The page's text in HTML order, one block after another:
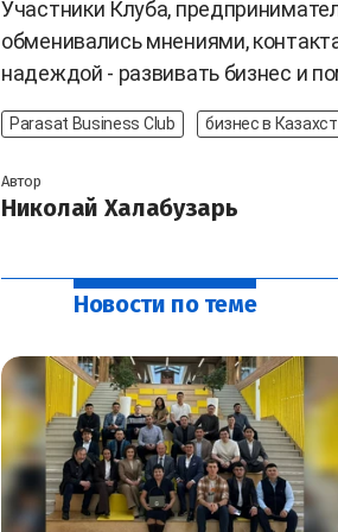
Участники Клуба,
обменивались мнениями,
надеждой - развивать бизнес и
Parasat Business Club бизнес в
Автор
Николай Халабузарь
Новости по теме